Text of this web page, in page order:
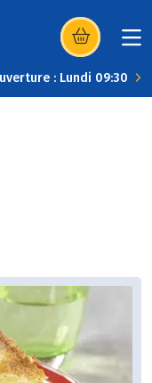
(s’ouvre dans
: Lundi 09:30